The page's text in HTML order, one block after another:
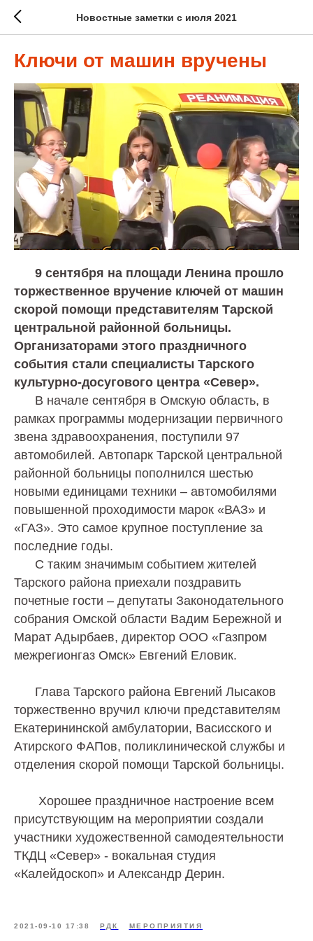
Новостные заметки с июля 2021
Ключи от машин вручены
9 сентября на площади Ленина прошло
торжественное вручение ключей от машин
скорой помощи представителям Тарской
центральной районной больницы.
Организаторами этого праздничного
события стали специалисты Тарского
культурно-досугового центра «Север».
В начале сентября в Омскую область, в
рамках программы модернизации первичного
звена здравоохранения, поступили 97
автомобилей. Автопарк Тарской центральной
районной больницы пополнился шестью
новыми единицами техники – автомобилями
повышенной проходимости марок «ВАЗ» и
«ГАЗ». Это самое крупное поступление за
последние годы.
С таким значимым событием жителей
Тарского района приехали поздравить
почетные гости – депутаты Законодательного
собрания Омской области Вадим Бережной и
Марат Адырбаев, директор ООО «Газпром
межрегионгаз Омск» Евгений Еловик.
Глава Тарского района Евгений Лысаков
торжественно вручил ключи представителям
Екатерининской амбулатории, Васисского и
Атирского ФАПов, поликлинической службы и
отделения скорой помощи Тарской больницы.
Хорошее праздничное настроение всем
присутствующим на мероприятии создали
участники художественной самодеятельности
ТКДЦ «Север» - вокальная студия
«Калейдоскоп» и Александр Дерин.
2021-09-10 17:38 РДК МЕРОПРИЯТИЯ